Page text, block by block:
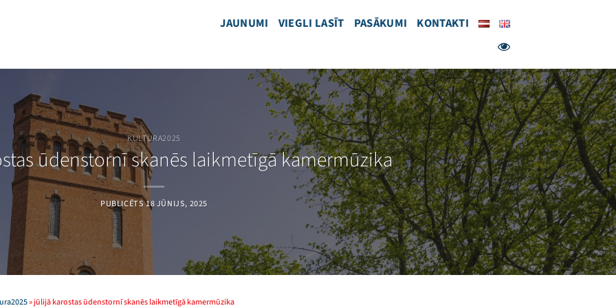
JAUNUMI VIEGLI LASĪT PASĀKUMI KONTAKTI
KULTURA2025
ūdenstornī skanēs laikmetīgā kamermūzika
PUBLICĒTS18 JŪNIJS, 2025
»jūlijā karostas ūdenstornī skanēs laikmetīgā kamermūzika